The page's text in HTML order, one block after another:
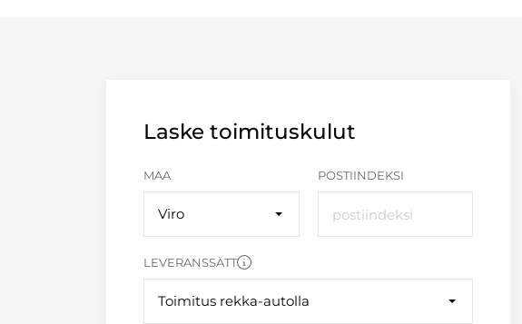
Laske toimituskulut
MAA
Viro
POSTIINDEKSI
LEVERANSSÄTT
Toimitus rekka-autolla